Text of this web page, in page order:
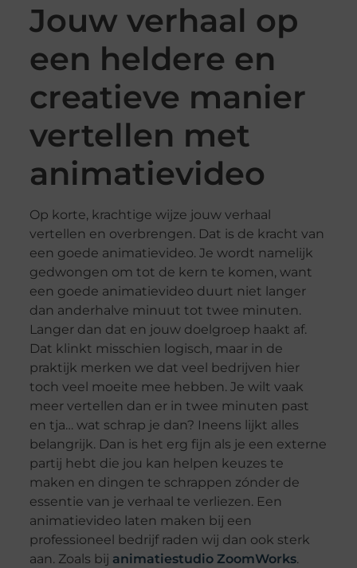
Jouw verhaal op
een heldere en
creatieve manier
vertellen met
animatievideo
Op korte, krachtige wijze jouw verhaal
vertellen en overbrengen. Dat is de kracht van
een goede animatievideo. Je wordt namelijk
gedwongen om tot de kern te komen, want
een goede animatievideo duurt niet langer
dan anderhalve minuut tot twee minuten.
Langer dan dat en jouw doelgroep haakt af.
Dat klinkt misschien logisch, maar in de
praktijk merken we dat veel bedrijven hier
toch veel moeite mee hebben. Je wilt vaak
meer vertellen dan er in twee minuten past
en tja… wat schrap je dan? Ineens lijkt alles
belangrijk. Dan is het erg fijn als je een externe
partij hebt die jou kan helpen keuzes te
maken en dingen te schrappen zónder de
essentie van je verhaal te verliezen. Een
animatievideo laten maken bij een
professioneel bedrijf raden wij dan ook sterk
aan. Zoals bij animatiestudio ZoomWorks.